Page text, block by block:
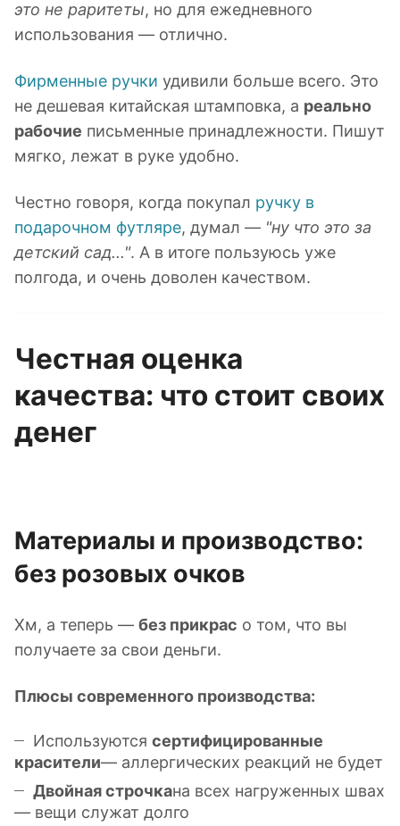
это не раритеты, но для ежедневного
использования — отлично.
Фирменные ручки удивили больше всего. Это
не дешевая китайская штамповка, а реально
рабочие письменные принадлежности. Пишут
мягко, лежат в руке удобно.
Честно говоря, когда покупал ручку в
подарочном футляре, думал — "ну что это за
детский сад...". А в итоге пользуюсь уже
полгода, и очень доволен качеством.
Честная оценка
качества: что стоит своих
денег
Материалы и производство:
без розовых очков
Хм, а теперь — без прикрас о том, что вы
получаете за свои деньги.
Плюсы современного производства:
Используются сертифицированные
красители— аллергических реакций не будет
Двойная строчкана всех нагруженных швах
— вещи служат долго